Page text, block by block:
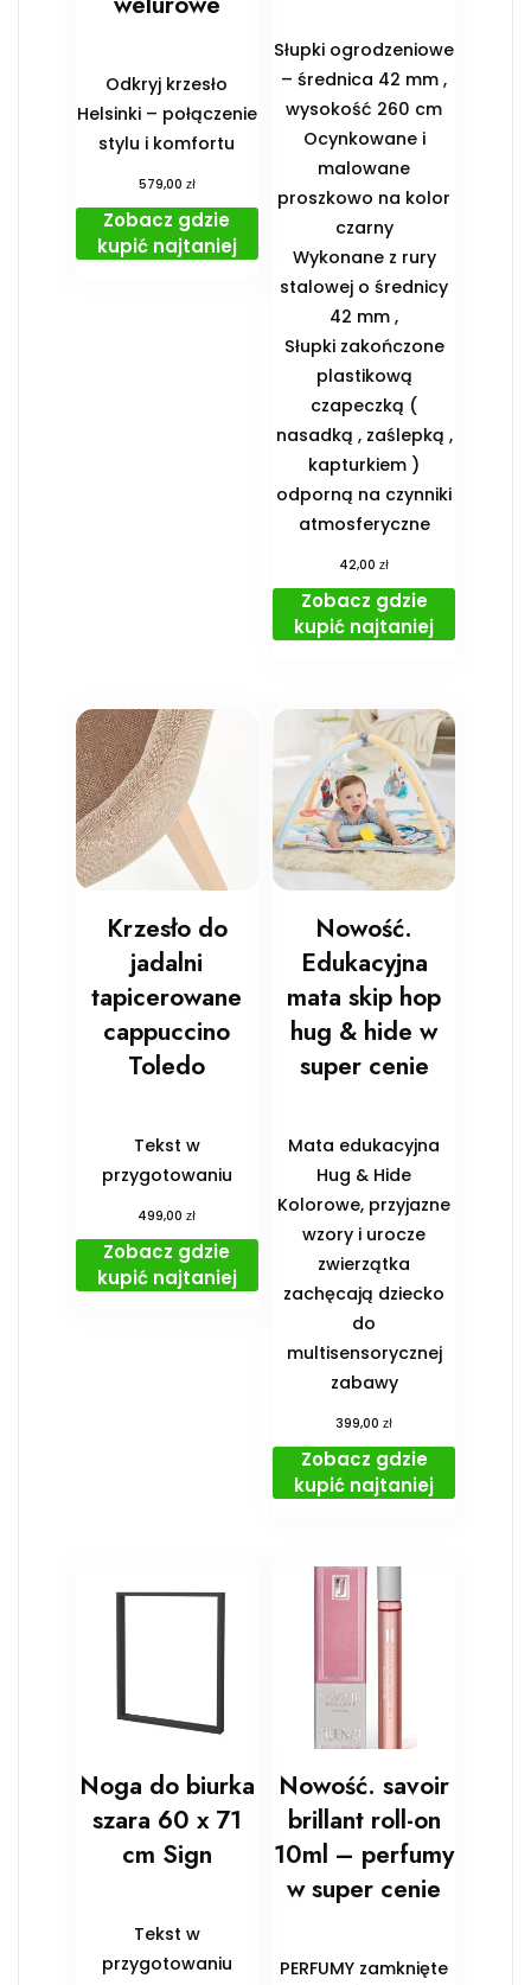
Odkryj krzesło
Helsinki – połączenie
stylu i komfortu
579,00 zł
Zobacz gdzie
kupić najtaniej
Słupki ogrodzeniowe
– średnica 42 mm ,
wysokość 260 cm
Ocynkowane i
malowane
proszkowo na kolor
czarny
Wykonane z rury
stalowej o średnicy
42 mm ,
Słupki zakończone
plastikową
czapeczką (
nasadką , zaślepką ,
kapturkiem )
odporną na czynniki
atmosferyczne
42,00zł
Zobacz gdzie
kupić najtaniej
Krzesło do
jadalni
tapicerowane
cappuccino
Toledo
Tekst w
przygotowaniu
499,00zł
Zobacz gdzie
kupić najtaniej
Nowość.
Edukacyjna
mata skip hop
hug & hide w
super cenie
Mata edukacyjna
Hug & Hide
Kolorowe, przyjazne
wzory i urocze
zwierzątka
zachęcają dziecko
do
multisensorycznej
zabawy
399,00zł
Zobacz gdzie
kupić najtaniej
Noga do biurka
szara 60 x 71
cm Sign
Tekst w
przygotowaniu
Nowość. savoir
brillant roll-on
10ml – perfumy
w super cenie
PERFUMY zamknięte